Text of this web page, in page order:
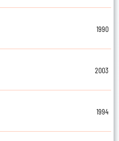
1990
2003
1994